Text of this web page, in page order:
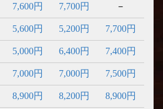
7,600円 7,700円 －
5,600円 5,200円 7,700円
5,000円 6,400円 7,400円
7,000円 7,000円 7,500円
8,900円 8,200円 8,900円